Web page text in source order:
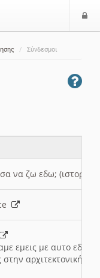
Σύνδεσμοι
να ζω εδω; (ιστορια)
εμεις με αυτο εδω
αρχιτεκτονική